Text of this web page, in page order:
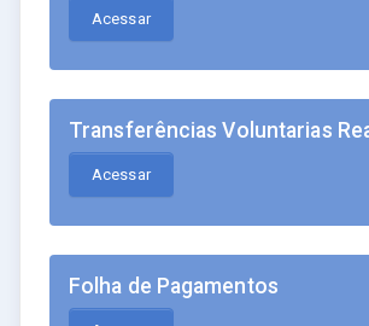
Acessar
Transferências Voluntarias
Acessar
Folha de Pagamentos